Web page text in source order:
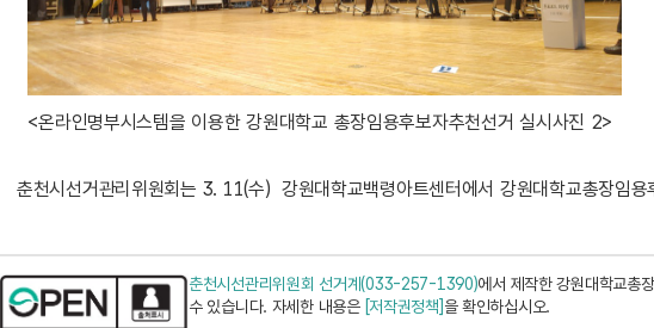
<온라인명부시스템을 이용한 강원대학교 총장임용후보자추천선거 실시사진 2>
춘천시선거관리위원회는 3. 11(수) 강원대학교백령아트센터에서 강원대학교총장임용
춘천시선관리위원회 선거계(033-257-1390)에서 제작한 강원대학교총
수 있습니다. 자세한 내용은 [저작권정책]을 확인하십시오.